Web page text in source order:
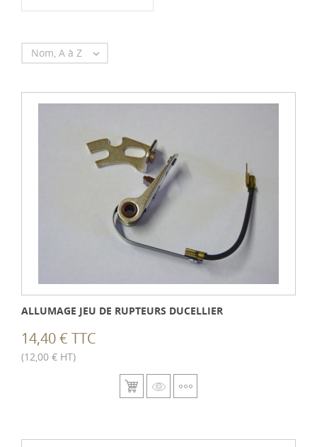
Nom, A à Z 
ALLUMAGE JEU DE RUPTEURS DUCELLIER
14,40 € TTC
(12,00 € HT)